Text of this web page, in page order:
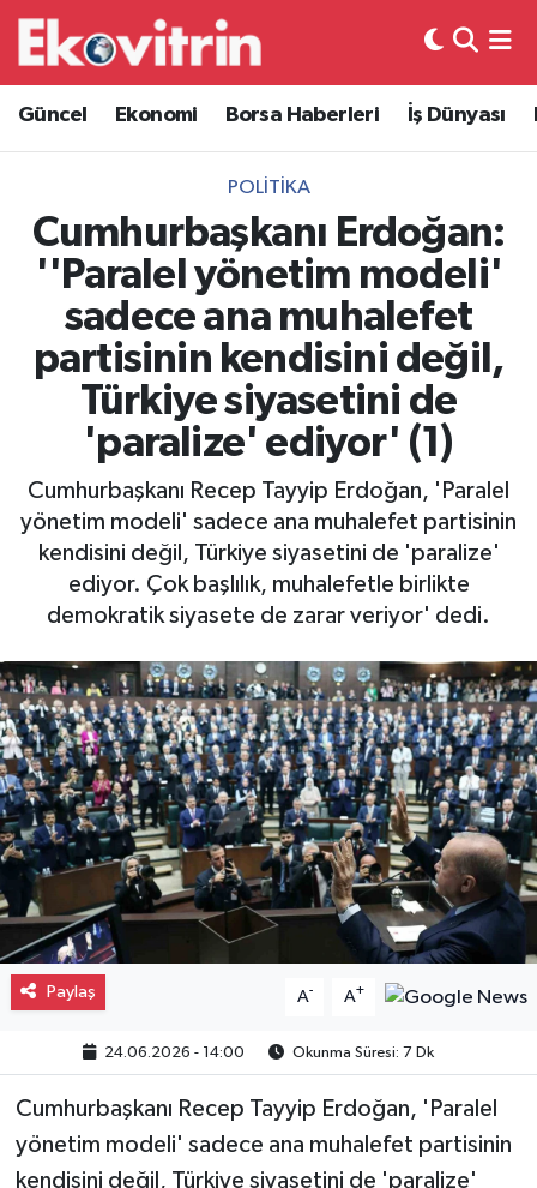
Güncel Ekonomi Borsa Haberleri İş Dünyası
POLITIKA
Cumhurbaşkanı Erdoğan:
''Paralel yönetim modeli'
sadece ana muhalefet
partisinin kendisini değil,
Türkiye siyasetini de
'paralize' ediyor' (1)
Cumhurbaşkanı Recep Tayyip Erdoğan, 'Paralel
yönetim modeli' sadece ana muhalefet partisinin
kendisini değil, Türkiye siyasetini de 'paralize'
ediyor. Çok başlılık, muhalefetle birlikte
demokratik siyasete de zarar veriyor' dedi.
Paylaş A- A+
24.06.2026 - 14:00 Okunma Süresi: 7 Dk
Cumhurbaşkanı Recep Tayyip Erdoğan, 'Paralel
yönetim modeli' sadece ana muhalefet partisinin
kendisini değil, Türkiye siyasetini de 'paralize'
Güncel
Ekonomi
Borsa Haberleri
İş Dünyası
Lojistik
Otovitrin
Asayiş
Magazin
Gayrimenkul
Eğitim
Hava Durumu
Trafik Durumu
Süper Lig Puan Durumu ve Fikstür
Tüm Manşetler
Son Dakika Haberleri
Haber Arşivi